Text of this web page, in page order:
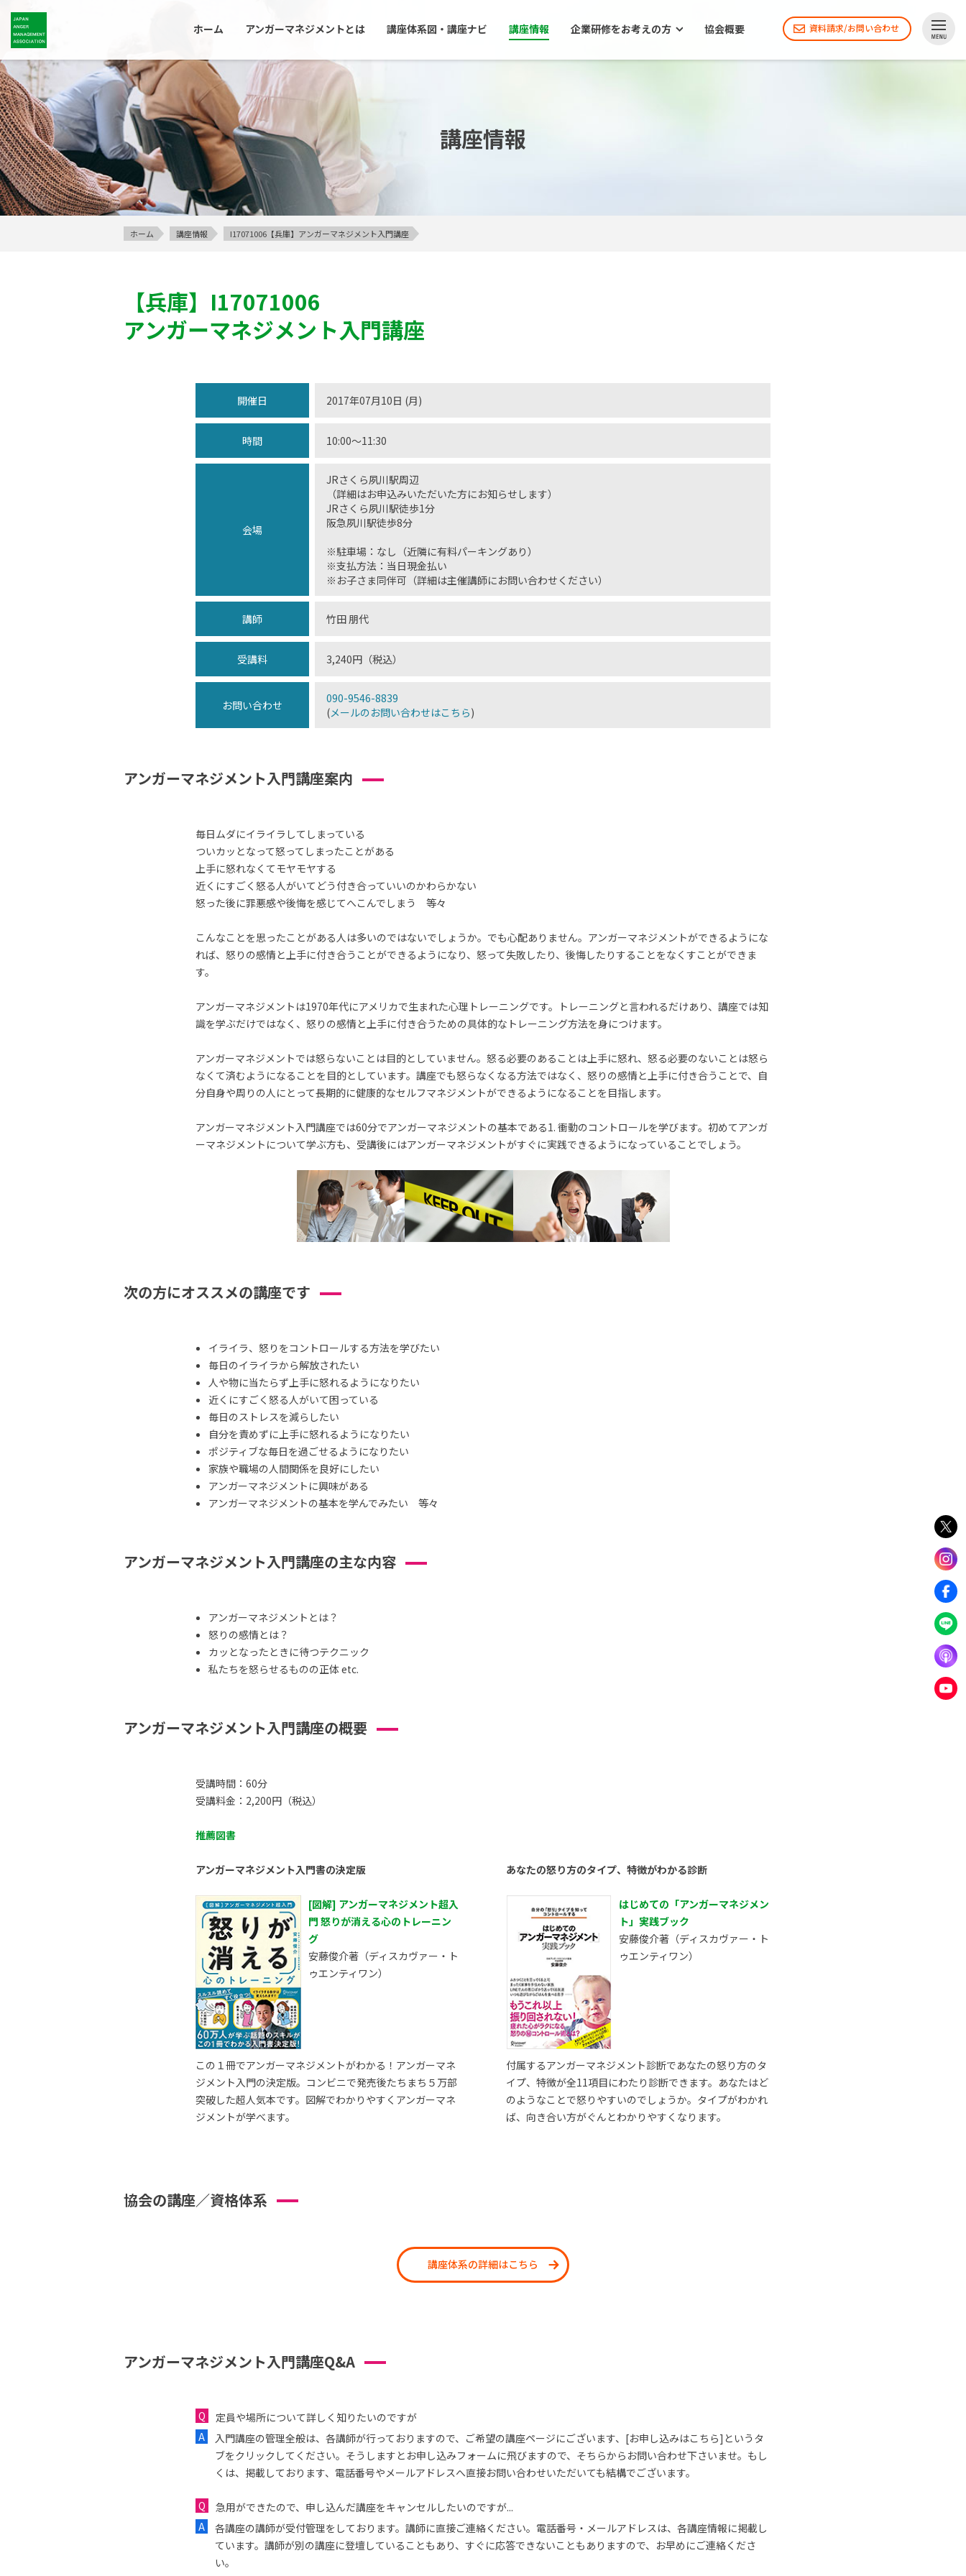
ホーム アンガーマネジメントとは 講座体系図・講座ナビ 講座情報 企業研修をお考えの方 協会概要 資料請求/お問い合わせ
講座情報
ホーム 講座情報 I17071006【兵庫】アンガーマネジメント入門講座
【兵庫】 I17071006
アンガーマネジメント入門講座
開催日 2017年07月10日 (月)
時間 10:00〜11:30
会場
JRさくら夙川駅周辺
（詳細はお申込みいただいた方にお知らせします）
JRさくら夙川駅徒歩1分
阪急夙川駅徒歩8分
※駐車場：なし（近隣に有料パーキングあり）
※支払方法：当日現金払い
※お子さま同伴可（詳細は主催講師にお問い合わせください）
講師 竹田 朋代
受講料 3,240円（税込）
お問い合わせ
090-9546-8839
(メールのお問い合わせはこちら)
アンガーマネジメント入門講座案内
毎日ムダにイライラしてしまっている
ついカッとなって怒ってしまったことがある
上手に怒れなくてモヤモヤする
近くにすごく怒る人がいてどう付き合っていいのかわらかない
怒った後に罪悪感や後悔を感じてへこんでしまう 等々
こんなことを思ったことがある人は多いのではないでしょうか。でも心配ありません。アンガーマネジメントができるようにな
れば、怒りの感情と上手に付き合うことができるようになり、怒って失敗したり、後悔したりすることをなくすことができま
す。
アンガーマネジメントは1970年代にアメリカで生まれた心理トレーニングです。トレーニングと言われるだけあり、講座では知
識を学ぶだけではなく、怒りの感情と上手に付き合うための具体的なトレーニング方法を身につけます。
アンガーマネジメントでは怒らないことは目的としていません。怒る必要のあることは上手に怒れ、怒る必要のないことは怒ら
なくて済むようになることを目的としています。講座でも怒らなくなる方法ではなく、怒りの感情と上手に付き合うことで、自
分自身や周りの人にとって長期的に健康的なセルフマネジメントができるようになることを目指します。
アンガーマネジメント入門講座では60分でアンガーマネジメントの基本である1. 衝動のコントロールを学びます。初めてアンガ
ーマネジメントについて学ぶ方も、受講後にはアンガーマネジメントがすぐに実践できるようになっていることでしょう。
次の方にオススメの講座です
イライラ、怒りをコントロールする方法を学びたい
毎日のイライラから解放されたい
人や物に当たらず上手に怒れるようになりたい
近くにすごく怒る人がいて困っている
毎日のストレスを減らしたい
自分を責めずに上手に怒れるようになりたい
ポジティブな毎日を過ごせるようになりたい
家族や職場の人間関係を良好にしたい
アンガーマネジメントに興味がある
アンガーマネジメントの基本を学んでみたい 等々
アンガーマネジメント入門講座の主な内容
アンガーマネジメントとは？
怒りの感情とは？
カッとなったときに待つテクニック
私たちを怒らせるものの正体 etc.
アンガーマネジメント入門講座の概要
受講時間：60分
受講料金：2,200円（税込）
推薦図書
アンガーマネジメント入門書の決定版
[図解] アンガーマネジメント超入
門 怒りが消える心のトレーニン
グ
安藤俊介著（ディスカヴァー・ト
ゥエンティワン）
この１冊でアンガーマネジメントがわかる！アンガーマネ
ジメント入門の決定版。コンビニで発売後たちまち５万部
突破した超人気本です。図解でわかりやすくアンガーマネ
ジメントが学べます。
あなたの怒り方のタイプ、特徴がわかる診断
はじめての「アンガーマネジメン
ト」実践ブック
安藤俊介著（ディスカヴァー・ト
ゥエンティワン）
付属するアンガーマネジメント診断であなたの怒り方のタ
イプ、特徴が全11項目にわたり診断できます。あなたはど
のようなことで怒りやすいのでしょうか。タイプがわかれ
ば、向き合い方がぐんとわかりやすくなります。
協会の講座／資格体系
講座体系の詳細はこちら
アンガーマネジメント入門講座Q&A
定員や場所について詳しく知りたいのですが
入門講座の管理全般は、各講師が行っておりますので、ご希望の講座ページにございます、[お申し込みはこちら]というタ
ブをクリックしてください。そうしますとお申し込みフォームに飛びますので、そちらからお問い合わせ下さいませ。もし
くは、掲載しております、電話番号やメールアドレスへ直接お問い合わせいただいても結構でございます。
急用ができたので、申し込んだ講座をキャンセルしたいのですが...
各講座の講師が受付管理をしております。講師に直接ご連絡ください。電話番号・メールアドレスは、各講座情報に掲載し
ています。講師が別の講座に登壇していることもあり、すぐに応答できないこともありますので、お早めにご連絡くださ
い。